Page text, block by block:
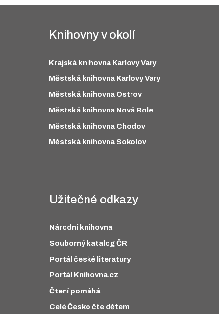
Knihovny v okolí
Krajská knihovna Karlovy Vary
Městská knihovna Karlovy Vary
Městská knihovna Ostrov
Městská knihovna Nová Role
Městská knihovna Chodov
Městská knihovna Sokolov
Užitečné odkazy
Národní knihovna
Souborný katalog ČR
Portál české literatury
Portál Knihovna.cz
Čtení pomáhá
Celé Česko čte dětem